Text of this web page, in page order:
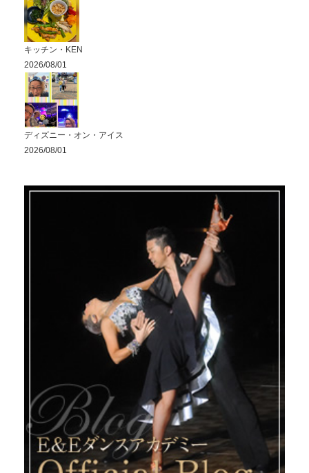
キッチン・KEN
2026/08/01
ディズニー・オン・アイス
2026/08/01